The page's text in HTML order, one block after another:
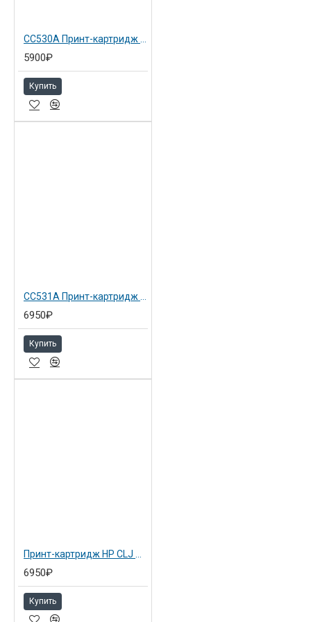
5900₽
Купить
6950₽
Купить
6950₽
Купить